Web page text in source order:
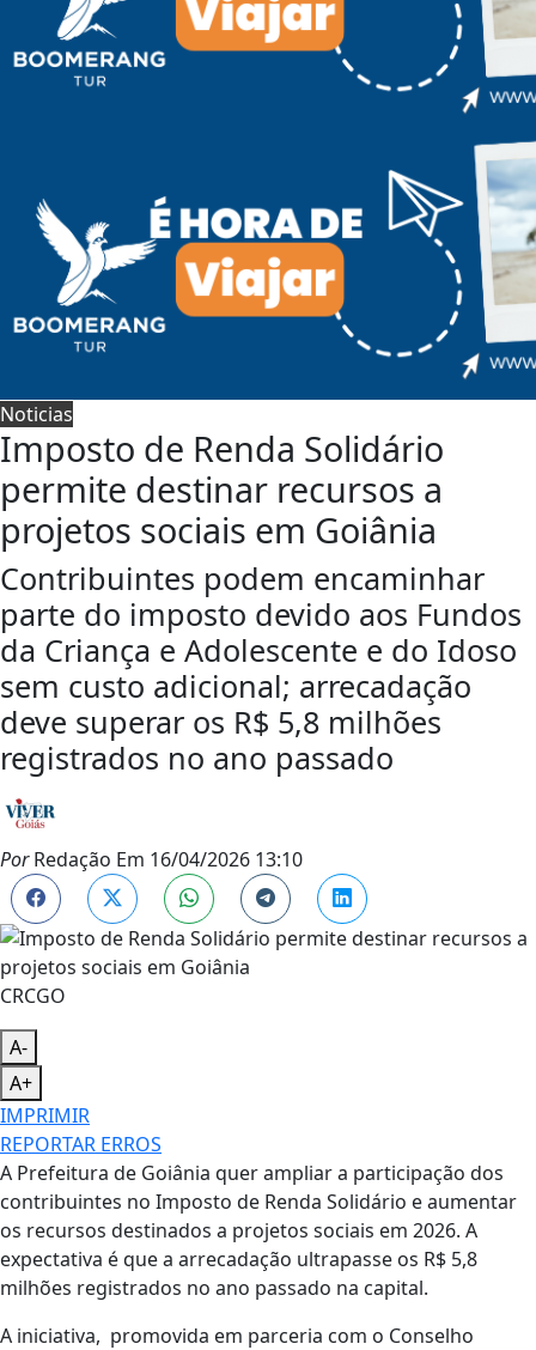
Noticias
Imposto de Renda Solidário
permite destinar recursos a
projetos sociais em Goiânia
Contribuintes podem encaminhar
parte do imposto devido aos Fundos
da Criança e Adolescente e do Idoso
sem custo adicional; arrecadação
deve superar os R$ 5,8 milhões
registrados no ano passado
PorRedação Em 16/04/2026 13:10
CRCGO
A-
A+
IMPRIMIR
REPORTAR ERROS
A Prefeitura de Goiânia quer ampliar a participação dos
contribuintes no Imposto de Renda Solidário e aumentar
os recursos destinados a projetos sociais em 2026. A
expectativa é que a arrecadação ultrapasse os R$ 5,8
milhões registrados no ano passado na capital.
A iniciativa, promovida em parceria com o Conselho